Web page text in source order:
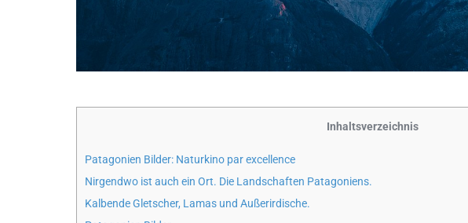
Inhaltsverzeichnis
Patagonien Bilder: Naturkino par excellence
Nirgendwo ist auch ein Ort. Die Landschaften Patagoniens.
Kalbende Gletscher, Lamas und Außerirdische.